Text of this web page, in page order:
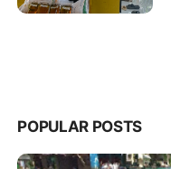
POPULAR POSTS